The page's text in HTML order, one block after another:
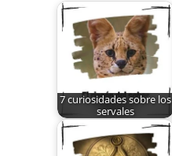
7 curiosidades sobre los
servales